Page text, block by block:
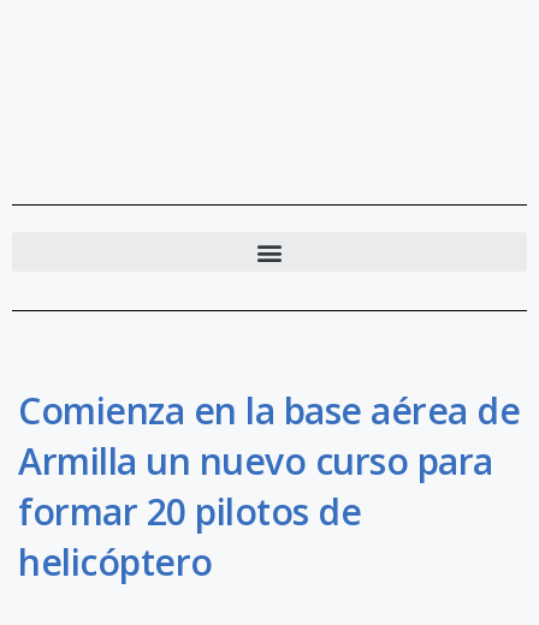
Comienza en la base aérea de
Armilla un nuevo curso para
formar 20 pilotos de
helicóptero